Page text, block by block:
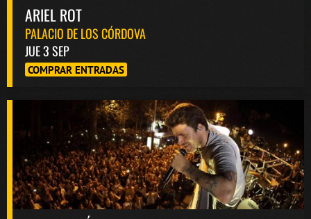
ARIEL ROT
PALACIO DE LOS CÓRDOVA
JUE 3 SEP
COMPRAR ENTRADAS